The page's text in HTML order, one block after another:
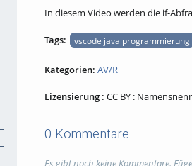
In diesem Video werden die if-
Tags: vscode java programmierung
Kategorien: AV/R
Lizensierung : CC BY :
0 Kommentare
Es gibt noch keine Kommentare.